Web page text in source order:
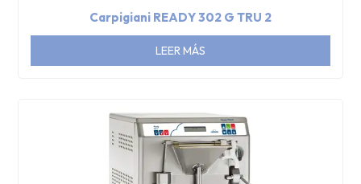
Carpigiani READY 302 G TRU 2
LEER MÁS